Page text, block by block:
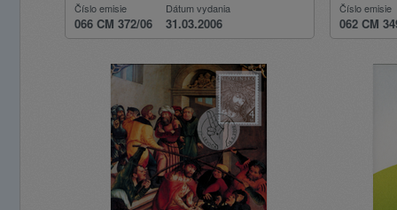
Číslo emisie
066 CM 372/06
Dátum vydania
31.03.2006
Číslo emisie
062 CM